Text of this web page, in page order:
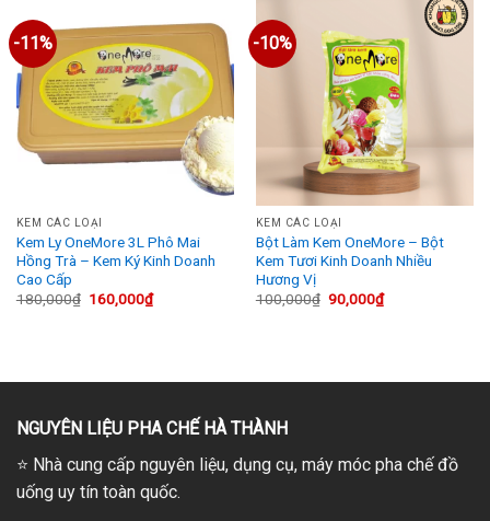
-11%
KEM CÁC LOẠI
Kem Ly OneMore 3L Phô Mai
Hồng Trà – Kem Ký Kinh Doanh
Cao Cấp
180,000₫ Giá
160,000₫Giá
hiện
-10%
KEM CÁC LOẠI
Bột Làm Kem OneMore – Bột
Kem Tươi Kinh Doanh Nhiều
Hương Vị
100,000₫ Giá
gốc
90,000₫Giá
hiện
NGUYÊN LIỆU PHA CHẾ HÀ THÀNH
⭐ Nhà cung cấp nguyên liệu, dụng cụ, máy móc pha chế đồ
uống uy tín toàn quốc.